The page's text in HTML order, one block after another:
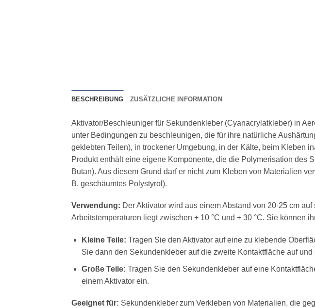
BESCHREIBUNG ZUSÄTZLICHE INFORMATION
Aktivator/Beschleuniger für Sekundenkleber (Cyanacrylatkleber) in
unter Bedingungen zu beschleunigen, die für ihre natürliche
geklebten Teilen), in trockener Umgebung, in der Kälte, beim Kleben
Produkt enthält eine eigene Komponente, die die Polymerisation des
Butan). Aus diesem Grund darf er nicht zum Kleben von Materialien
B. geschäumtes Polystyrol).
Verwendung: Der Aktivator wird aus einem Abstand von 20-25 cm
Arbeitstemperaturen liegt zwischen + 10 °C und + 30 °C. Sie können
Kleine Teile: Tragen Sie den Aktivator auf eine zu klebende
Sie dann den Sekundenkleber auf die zweite Kontaktfläche auf
Große Teile: Tragen Sie den Sekundenkleber auf eine
einem Aktivator ein.
Geeignet für: Sekundenkleber zum Verkleben von Materialien, die